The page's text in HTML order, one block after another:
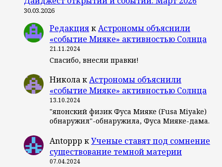
30.03.2026
РедакциякАстрономы объяснили
«событие Мияке» активностью Солнца
21.11.2024
Спасибо, внесли правки!
НиколакАстрономы объяснили
«событие Мияке» активностью Солнца
13.10.2024
"японский физик Фуса Мияке (Fusa Miyake)
обнаружил"-обнаружила, Фуса Мияке-дама.
Antoppp кУченые ставят под сомнение
существование темной материи
07.04.2024